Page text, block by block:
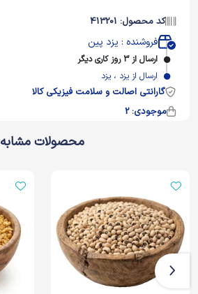
کد محصول: 413201
فروشنده : یزد پین
ارسال از 3 روز کاری دیگر
ارسال از یزد ، یزد
گارانتی اصالت و سلامت فیزیکی کالا
موجودی: 2
محصولات مشابه